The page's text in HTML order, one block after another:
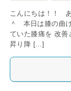
こんにちは！！
＾ 本日は膝の曲
ていた膝痛を 改
昇り降 […]